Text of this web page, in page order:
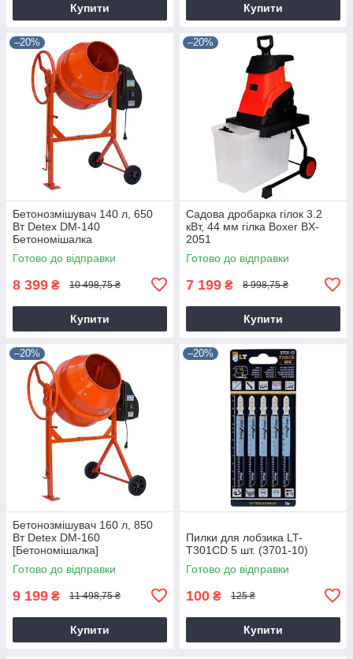
Купити Купити
–20%
Бетонозмішувач 140 л, 650
Вт Detex DM-140
Бетономішалка
Готово до відправки
8 399 ₴ 10 498,75 ₴
Купити
–20%
Садова дробарка гілок 3.2
кВт, 44 мм гілка Boxer BX-
2051
Готово до відправки
7 199 ₴ 8 998,75 ₴
Купити
–20%
Бетонозмішувач 160 л, 850
Вт Detex DM-160
[Бетономішалка]
Готово до відправки
9 199 ₴ 11 498,75 ₴
Купити
–20%
Пилки для лобзика LT-
T301CD 5 шт. (3701-10)
Готово до відправки
100 ₴ 125 ₴
Купити